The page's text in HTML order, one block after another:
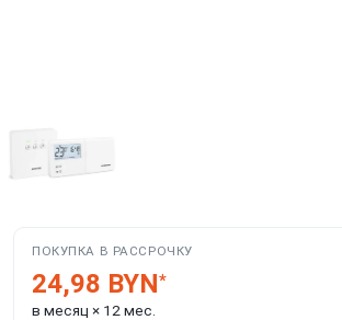
ПОКУПКА В РАССРОЧКУ
24,98 BYN*
в месяц × 12 мес.